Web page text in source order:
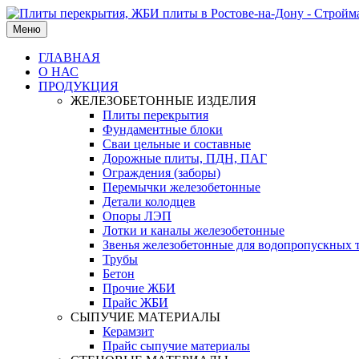
Меню
ГЛАВНАЯ
О НАС
ПРОДУКЦИЯ
ЖЕЛЕЗОБЕТОННЫЕ ИЗДЕЛИЯ
Плиты перекрытия
Фундаментные блоки
Сваи цельные и составные
Дорожные плиты, ПДН, ПАГ
Ограждения (заборы)
Перемычки железобетонные
Детали колодцев
Опоры ЛЭП
Лотки и каналы железобетонные
Звенья железобетонные для водопропускных
Трубы
Бетон
Прочие ЖБИ
Прайс ЖБИ
СЫПУЧИЕ МАТЕРИАЛЫ
Керамзит
Прайс сыпучие материалы